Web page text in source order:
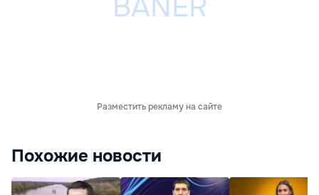
Разместить рекламу на сайте
Похожие новости